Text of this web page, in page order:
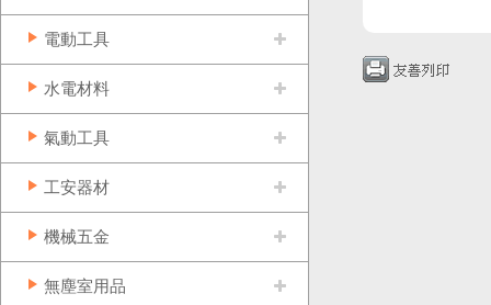
電動工具
水電材料
氣動工具
工安器材
機械五金
無塵室用品